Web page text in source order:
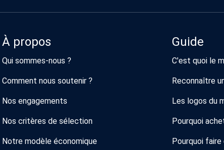
À propos
Qui sommes-nous ?
Comment nous soutenir ?
Nos engagements
Nos critères de sélection
Notre modèle économique
Guide
C'est quoi le
Reconnaître
Les logos du
Pourquoi
Pourquoi faire